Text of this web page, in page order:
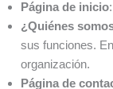
Página de inicio
¿Quiénes
sus funciones.
organización.
Página de